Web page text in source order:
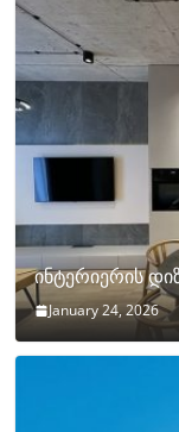
ინტერიერის
January 24, 2026